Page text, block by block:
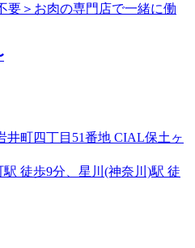
要＞お肉の専門店で一緒に働
井町四丁目51番地 CIAL保土ヶ
徒歩9分、星川(神奈川)駅 徒